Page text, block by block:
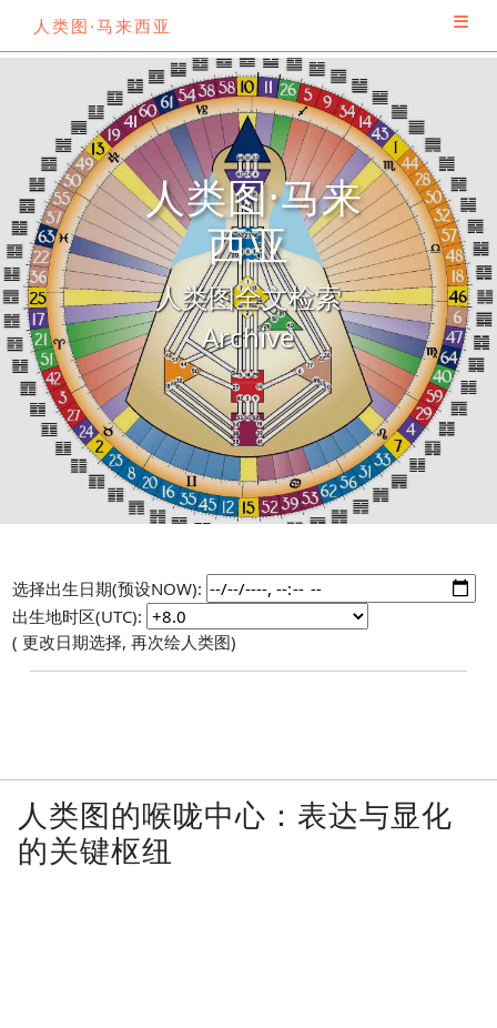
人类图·马来西亚
人类图·马来
西亚
人类图全文检索
Archive
选择出生日期(预设NOW):
出生地时区(UTC):
( 更改日期选择, 再次绘人类图)
人类图的喉咙中心：表达与显化
的关键枢纽